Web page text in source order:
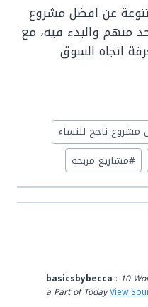
عن افضل مشروع
منهم والبدء فيه، مع
اتجاه السوق
مشروع ناجح للنساء
#مشاريع مربحة
basicsbybecca : 10
a Part of TodayView